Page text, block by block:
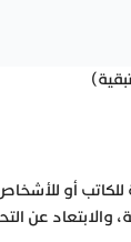
للكاتب أو
والابتعاد عن